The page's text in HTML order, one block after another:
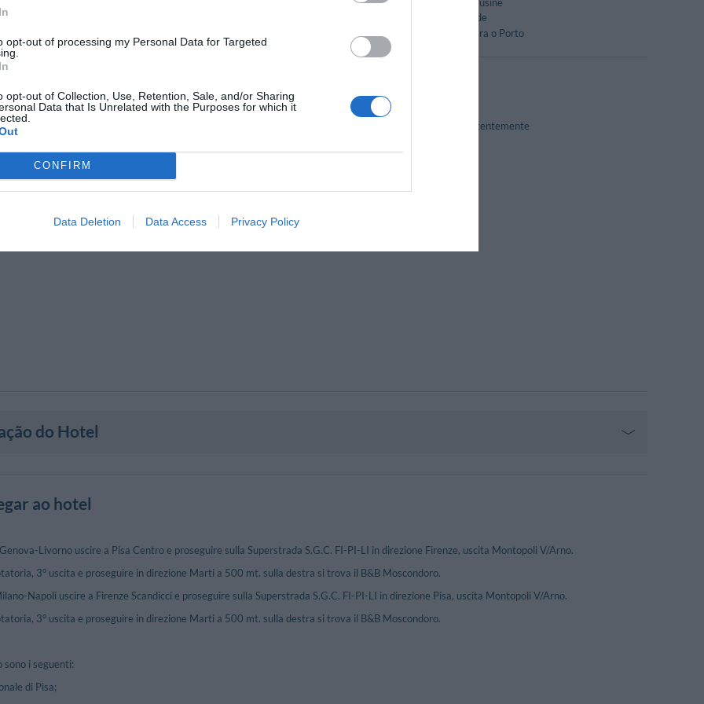
opt-out of processing my Personal Data for Targeted
opt-out of Collection, Use, Retention, Sale, and/or Sharing
Data that Is Unrelated with the Purposes for which it
CONFIRM
Data Deletion Data Access Privacy Policy
e entrega automóvel
Tour pela cidade
Transfer do/para o Porto
Não Fumantes Apartamentos para família
Reformado recentemente
do Hotel
ao hotel
Livorno uscire a Pisa Centro e proseguire sulla Superstrada S.G.C. FI-PI-LI in direzione Firenze, uscita Montopoli V/Arno.
3° uscita e proseguire in direzione Marti a 500 mt. sulla destra si trova il B&B Moscondoro.
Napoli uscire a Firenze Scandicci e proseguire sulla Superstrada S.G.C. FI-PI-LI in direzione Pisa, uscita Montopoli V/Arno.
3° uscita e proseguire in direzione Marti a 500 mt. sulla destra si trova il B&B Moscondoro.
i seguenti:
di Pisa;